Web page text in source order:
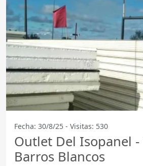
Fecha: 30/8/25 - Visitas: 530
Outlet Del Isopanel -
Barros Blancos